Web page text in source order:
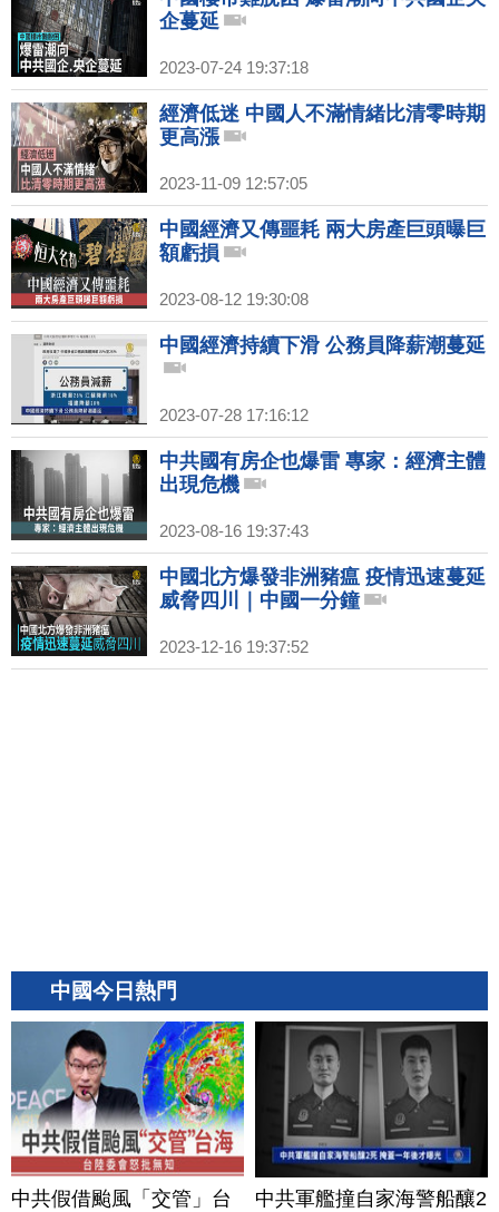
企蔓延
2023-07-24 19:37:18
經濟低迷 中國人不滿情緒比清零時期
更高漲
2023-11-09 12:57:05
中國經濟又傳噩耗 兩大房產巨頭曝巨
額虧損
2023-08-12 19:30:08
中國經濟持續下滑 公務員降薪潮蔓延
2023-07-28 17:16:12
中共國有房企也爆雷 專家：經濟主體
出現危機
2023-08-16 19:37:43
中國北方爆發非洲豬瘟 疫情迅速蔓延
威脅四川｜中國一分鐘
2023-12-16 19:37:52
中國今日熱門
中共假借颱風「交管」台
中共軍艦撞自家海警船釀2